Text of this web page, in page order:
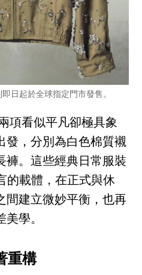
即日起於全球指定門市發售。
項看似平凡卻極具象
發，分別為白色棉質襯
褲。這些經典日常服裝
的載體，在正式與休
間建立微妙平衡，也再
學。
重構